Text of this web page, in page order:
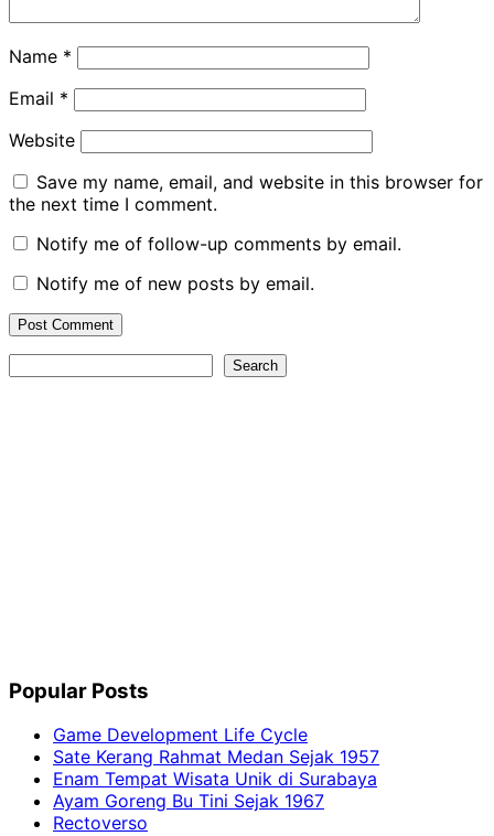
Name *
Email *
Website
Save my name, email, and website in this browser for
the next time I comment.
Notify me of follow-up comments by email.
Notify me of new posts by email.
Search
Popular Posts
Game Development Life Cycle
Sate Kerang Rahmat Medan Sejak 1957
Enam Tempat Wisata Unik di Surabaya
Ayam Goreng Bu Tini Sejak 1967
Rectoverso